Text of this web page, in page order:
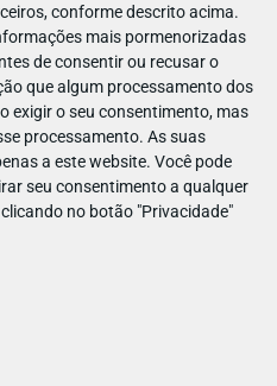
conforme descrito acima.
mais pormenorizadas
de consentir ou recusar o
que algum processamento dos
exigir o seu consentimento, mas
processamento. As suas
a este website. Você pode
seu consentimento a qualquer
no botão "Privacidade"